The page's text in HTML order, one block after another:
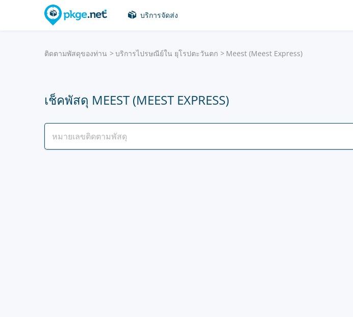
บริการจัดส่ง
ติดตามพัสดุของท่าน บริการไปรษณีย์ใน ยุโรปตะวันตก Meest (Meest Express)
เช็คพัสดุ MEEST (MEEST EXPRESS)